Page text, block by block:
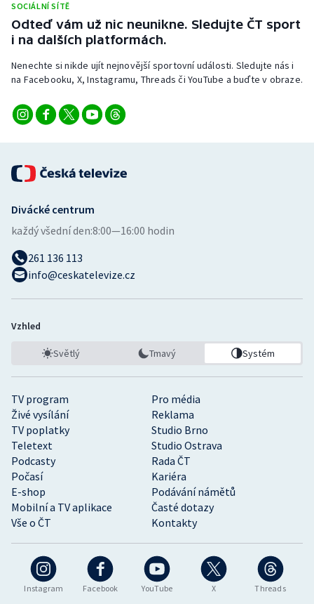
Triatlon
Vodní slalom
Volejbal
SOCIÁLNÍ SÍTĚ
Odteď vám už nic neunikne. Sledujte ČT sport
i na dalších platformách.
Nenechte si nikde ujít nejnovější sportovní události. Sledujte nás i
na Facebooku, X, Instagramu, Threads či YouTube a buďte v obraze.
Instagram Facebook YouTube X Threads
TV program
Pro média
Živé vysílání
Reklama
TV poplatky
Studio Brno
Teletext
Studio Ostrava
Podcasty
Rada ČT
Počasí
Kariéra
E-shop
Podávání námětů
Mobilní a TV aplikace
Časté dotazy
Vše o ČT
Kontakty
Divácké centrum
každý všední den:8:00—16:00 hodin
261 136 113
info@ceskatelevize.cz
Vzhled
Světlý Tmavý Systém